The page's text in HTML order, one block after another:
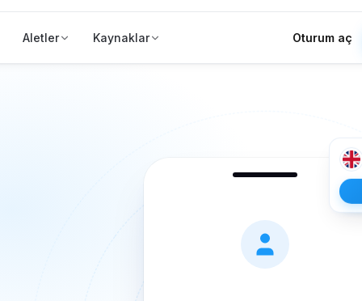
Aletler Kaynaklar Oturum aç